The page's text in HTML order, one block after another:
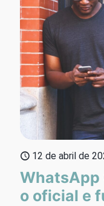
12 de abril de
WhatsApp
o oficial e